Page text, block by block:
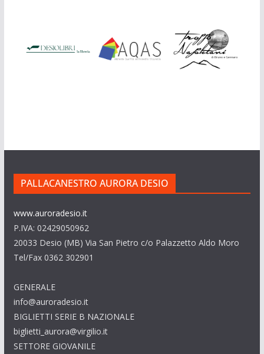
PALLACANESTRO AURORA DESIO
www.auroradesio.it
P.IVA: 02429050962
20033 Desio (MB) Via San Pietro c/o Palazzetto Aldo Moro
Tel/Fax 0362 302901
GENERALE
info@auroradesio.it
BIGLIETTI SERIE B NAZIONALE
biglietti_aurora@virgilio.it
SETTORE GIOVANILE